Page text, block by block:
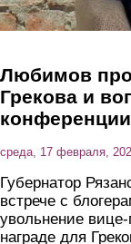
Любимов
Грекова и
среда, 17 февраля,
Губернатор
встрече с
увольнение вице-
награде для